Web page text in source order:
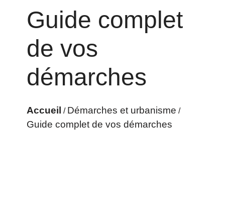
Guide complet
de vos
démarches
Accueil / Démarches et urbanisme /
Guide complet de vos démarches